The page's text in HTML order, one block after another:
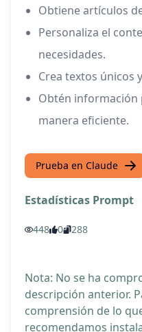
Obtiene artículos
Personaliza el
necesidades.
Crea textos únicos
Obtén información
manera eficiente.
Prueba en Claude
Estadísticas Prompt
448 0 288
Nota: No se ha
descripción anterior.
comprensión de lo
recomendamos